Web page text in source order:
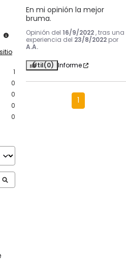
1
0
0
0
0
En mi opinión la mejor
bruma.
Opinión del 16/9/2022 , tras una
experiencia del 23/8/2022 por
A.A.
Útil(0) Informe
1